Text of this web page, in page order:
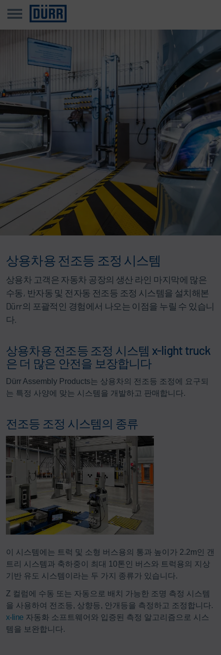
상용차용 전조등 조정 시스템
상용차 고객은 자동차 공장의 생산 라인 마지막에 많은
수동, 반자동 및 전자동 전조등 조정 시스템을 설치해본
Dürr의 포괄적인 경험에서 나오는 이점을 누릴 수 있습니
다.
상용차용 전조등 조정 시스템 x-light truck
은 더 많은 안전을 보장합니다
Dürr Assembly Products는 상용차의 전조등 조정에 요구되
는 특정 사양에 맞는 시스템을 개발하고 판매합니다.
전조등 조정 시스템의 종류
이 시스템에는 트럭 및 소형 버스용의 통과 높이가 2.2m인 갠
트리 시스템과 축하중이 최대 10톤인 버스와 트럭용의 지상
기반 유도 시스템이라는 두 가지 종류가 있습니다.
Z 컬럼에 수동 또는 자동으로 배치 가능한 조명 측정 시스템
을 사용하여 전조등, 상향등, 안개등을 측정하고 조정합니다.
x-line 자동화 소프트웨어와 입증된 측정 알고리즘으로 시스
템을 보완합니다.